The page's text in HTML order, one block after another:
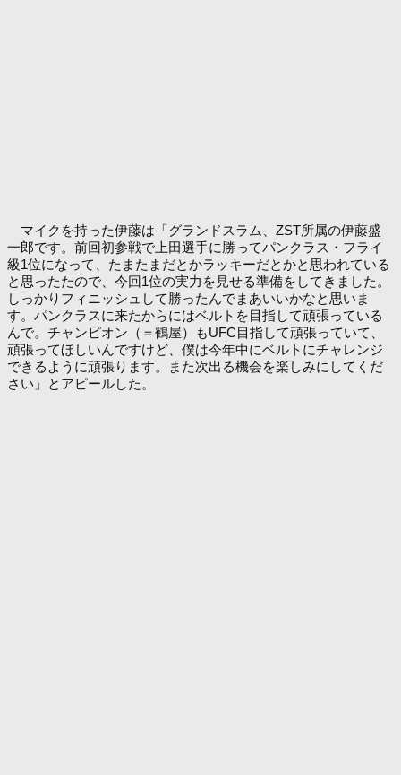
マイクを持った伊藤は「グランドスラム、ZST所属の伊藤盛
一郎です。前回初参戦で上田選手に勝ってパンクラス・フライ
級1位になって、たまたまだとかラッキーだとかと思われている
と思ったたので、今回1位の実力を見せる準備をしてきました。
しっかりフィニッシュして勝ったんでまあいいかなと思いま
す。パンクラスに来たからにはベルトを目指して頑張っている
んで。チャンピオン（＝鶴屋）もUFC目指して頑張っていて、
頑張ってほしいんですけど、僕は今年中にベルトにチャレンジ
できるように頑張ります。また次出る機会を楽しみにしてくだ
さい」とアピールした。